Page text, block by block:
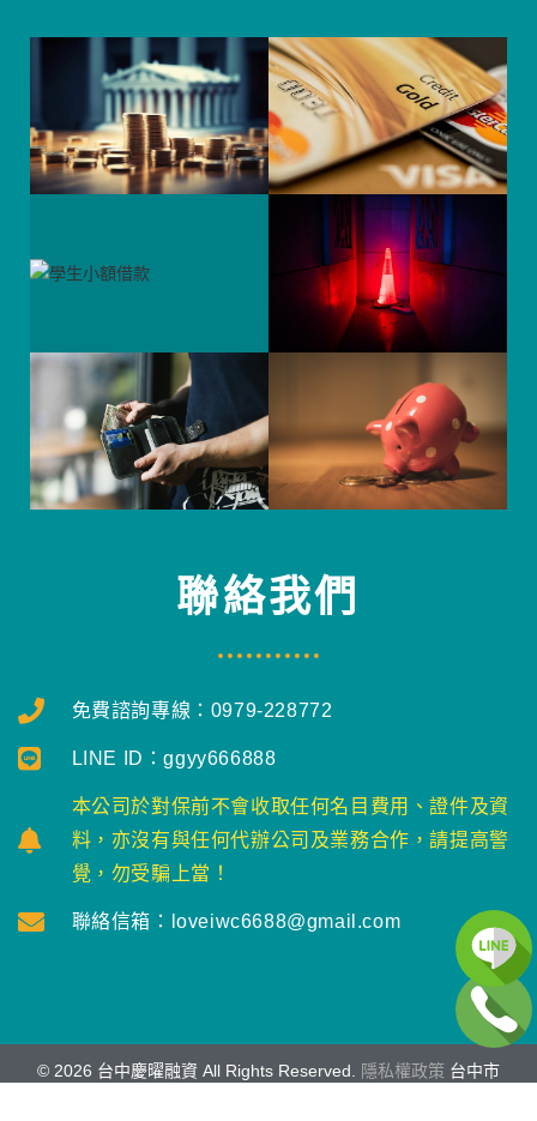
聯絡我們
免費諮詢專線：0979-228772
LINE ID：ggyy666888
本公司於對保前不會收取任何名目費用、證件及資
料，亦沒有與任何代辦公司及業務合作，請提高警
覺，勿受騙上當！
聯絡信箱：loveiwc6688@gmail.com
© 2026 台中慶曜融資 All Rights Reserved. 隱私權政策 台中市